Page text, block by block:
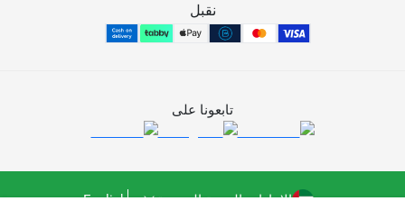
نقبل
تابعونا على